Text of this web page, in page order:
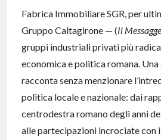
Fabrica Immobiliare SGR, per
Gruppo Caltagirone — (Il
gruppi industriali privati più
economica e politica romana. Una
racconta senza menzionare
politica locale e nazionale: dai
centrodestra romano degli anni
alle partecipazioni incrociate con